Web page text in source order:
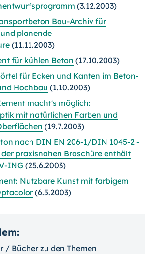
(3.12.2003)
Bau-Archiv für
planende
(11.11.2003)
für kühlen Beton (17.10.2003)
für Ecken und Kanten im Beton-
Hochbau (1.10.2003)
macht's möglich:
mit natürlichen Farben und
(19.7.2003)
nach DIN EN 206-1/DIN 1045-2 -
praxisnahen Broschüre enthält
ING (25.6.2003)
Nutzbare Kunst mit farbigem
(6.5.2003)
/ Bücher zu den Themen